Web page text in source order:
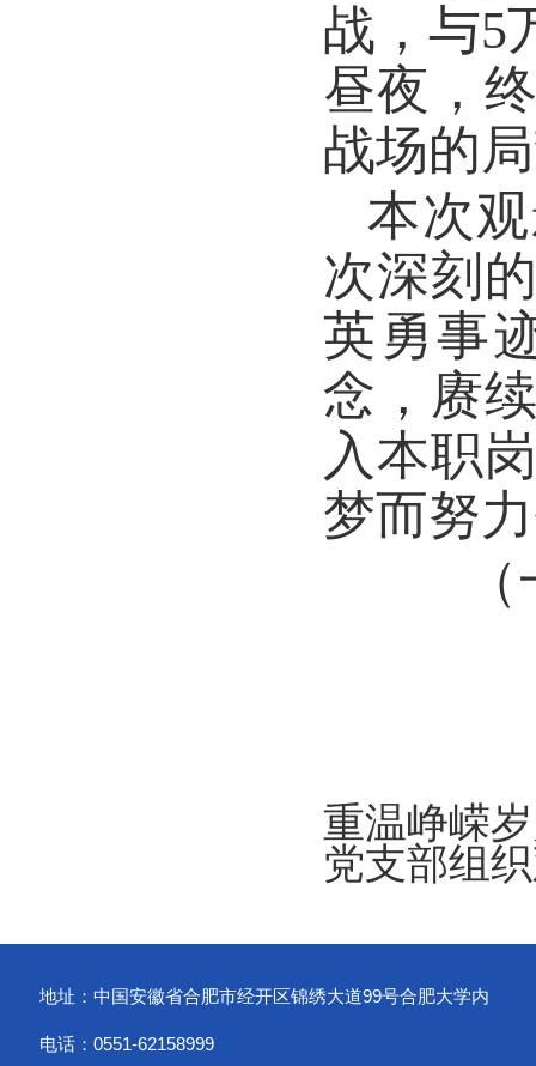
战，与5
昼夜，
战场的
本次
次深刻
英勇事
念，赓
入本职
梦而努
重温峥嵘
党支部组
地址：中国安徽省合肥市经开区锦绣大道99号合肥大学内
电话：0551-62158999